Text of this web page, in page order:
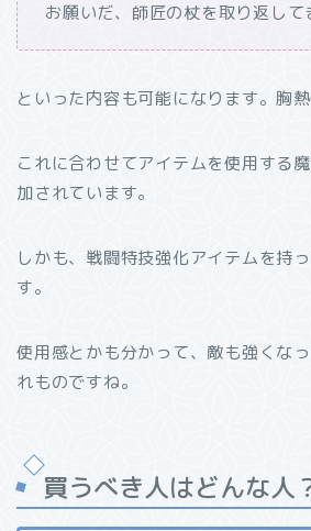
お願いだ、師匠の杖を取り返して
といった内容も可能になります。胸熱
これに合わせてアイテムを使用する
加されています。
しかも、戦闘特技強化アイテムを持
す。
使用感とかも分かって、敵も強くな
れものですね。
買うべき人はどんな人